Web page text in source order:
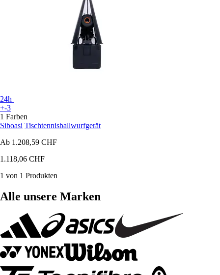
24h
+-3
1 Farben
Siboasi Tischtennisballwurfgerät
Ab 1.208,59 CHF
1.118,06 CHF
1 von 1 Produkten
Alle unsere Marken